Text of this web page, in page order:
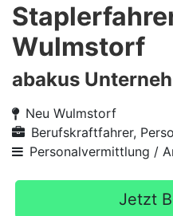
Wulmstorf
abakus
Neu Wulmstorf
Berufskraftfahrer,
Personalvermittlung /
Jetzt